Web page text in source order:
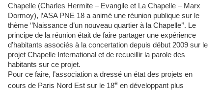
Chapelle (Charles Hermite – Evangile et La Chapelle – Marx
Dormoy), l’ASA PNE 18 a animé une réunion publique sur le
thème ‘’Naissance d’un nouveau quartier à la Chapelle’’. Le
principe de la réunion était de faire partager une expérience
d’habitants associés à la concertation depuis début 2009 sur le
projet Chapelle International et de recueillir la parole des
habitants sur ce projet.
Pour ce faire, l’association a dressé un état des projets en
cours de Paris Nord Est sur le 18e en développant plus